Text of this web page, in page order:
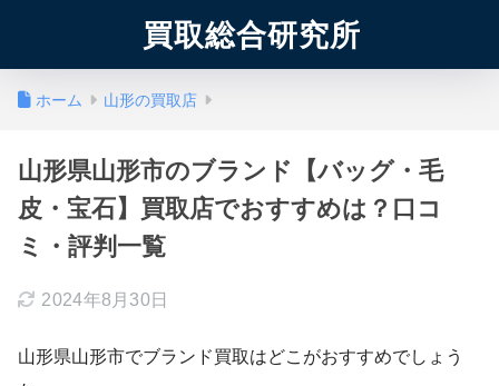
買取総合研究所
ホーム 山形の買取店
山形県山形市のブランド【バッグ・毛
皮・宝石】買取店でおすすめは？口コ
ミ・評判一覧
2024年8月30日
山形県山形市でブランド買取はどこがおすすめでしょう